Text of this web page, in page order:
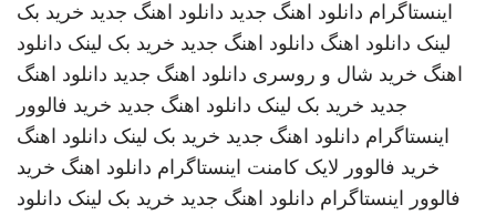
اینستاگرام دانلود اهنگ جدید دانلود اهنگ جدید خرید بک
لینک دانلود اهنگ دانلود اهنگ جدید خرید بک لینک دانلود
اهنگ خرید شال و روسری دانلود اهنگ جدید دانلود اهنگ
جدید خرید بک لینک دانلود اهنگ جدید خرید فالوور
اینستاگرام دانلود اهنگ جدید خرید بک لینک دانلود اهنگ
خرید فالوور لایک کامنت اینستاگرام دانلود اهنگ خرید
فالوور اینستاگرام دانلود اهنگ جدید خرید بک لینک دانلود